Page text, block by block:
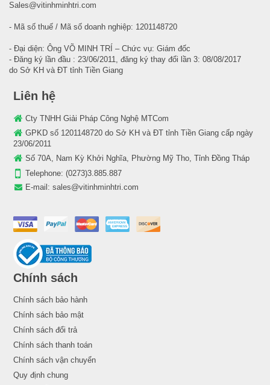
Sales@vitinhminhtri.com
- Mã số thuế / Mã số doanh nghiệp: 1201148720
- Đại diện: Ông VÕ MINH TRÍ – Chức vụ: Giám đốc
- Đăng ký lần đầu : 23/06/2011, đăng ký thay đổi lần 3: 08/08/2017
do Sở KH và ĐT tỉnh Tiền Giang
Liên hệ
Cty TNHH Giải Pháp Công Nghệ MTCom
GPKD số 1201148720 do Sở KH và ĐT tỉnh Tiền Giang cấp ngày
23/06/2011
Số 70A, Nam Kỳ Khởi Nghĩa, Phường Mỹ Tho, Tỉnh Đồng Tháp
Telephone: (0273)3.885.887
E-mail: sales@vitinhminhtri.com
Chính sách
Chính sách bảo hành
Chính sách bảo mật
Chính sách đổi trả
Chính sách thanh toán
Chính sách vận chuyển
Quy định chung